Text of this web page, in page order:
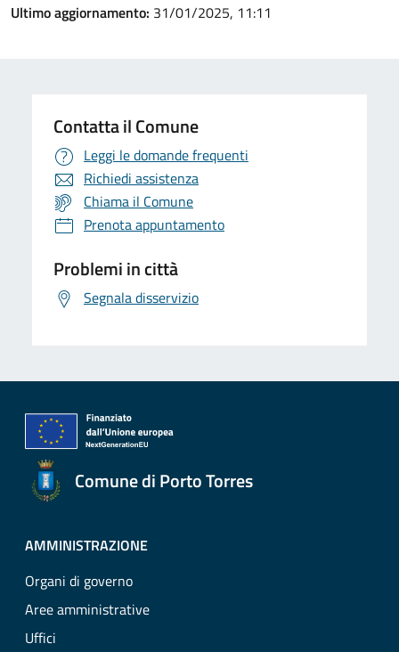
Ultimo aggiornamento: 31/01/2025, 11:11
Contatta il Comune
Leggi le domande frequenti
Richiedi assistenza
Chiama il Comune
Prenota appuntamento
Problemi in città
Segnala disservizio
Comune di Porto Torres
AMMINISTRAZIONE
Organi di governo
Aree amministrative
Uffici